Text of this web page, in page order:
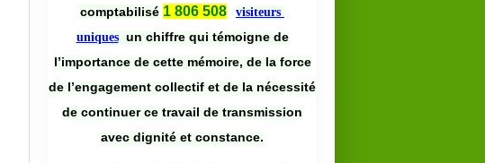
comptabilisé 1 806 508
visiteurs
uniques un chiffre qui témoigne de
l’importance de cette mémoire, de la force
de l’engagement collectif et de la nécessité
de continuer ce travail de transmission
avec dignité et constance.